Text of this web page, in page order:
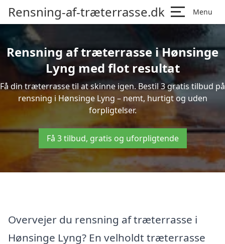
Rensning-af-træterrasse.dk Menu
Rensning af træterrasse i Hønsinge
Lyng med flot resultat
Få din træterrasse til at skinne igen. Bestil 3 gratis tilbud på
rensning i Hønsinge Lyng – nemt, hurtigt og uden
forpligtelser.
Få 3 tilbud, gratis og uforpligtende
Overvejer du rensning af træterrasse i
Hønsinge Lyng? En velholdt træterrasse